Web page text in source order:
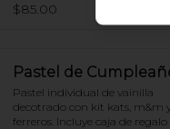
$85.00
Pastel de
Pastel individual de vainilla
decotrado con kit kats, m&m
ferreros. Incluye caja de regalo